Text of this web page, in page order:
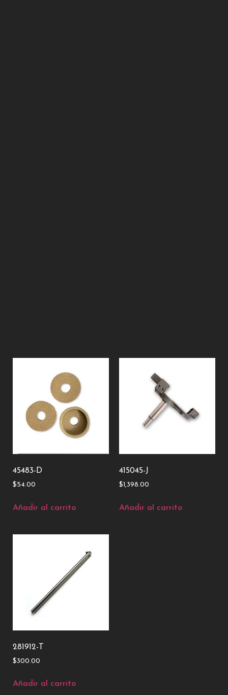
45483-D
$54.00
Añadir al carrito
415045-J
$1,398.00
Añadir al carrito
281912-T
$300.00
Añadir al carrito